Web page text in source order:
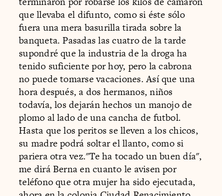
que llevaba el difunto, como si éste sólo
fuera una mera basurilla tirada sobre la
banqueta. Pasadas las cuatro de la tarde
supondré que la industria de la droga ha
tenido suficiente por hoy, pero la cabrona
no puede tomarse vacaciones. Así que una
hora después, a dos hermanos, niños
todavía, los dejarán hechos un manojo de
plomo al lado de una cancha de futbol.
Hasta que los peritos se lleven a los chicos,
su madre podrá soltar el llanto, como si
pariera otra vez."Te ha tocado un buen día",
me dirá Berna en cuanto le avisen por
teléfono que otra mujer ha sido ejecutada,